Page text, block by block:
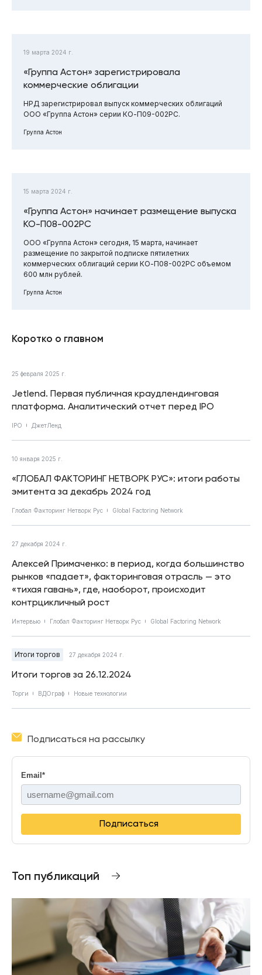
19 марта 2024 г.
«Группа Астон» зарегистрировала
коммерческие облигации
НРД зарегистрировал выпуск коммерческих облигаций
ООО «Группа Астон» серии КО-П09-002РС.
Группа Астон
15 марта 2024 г.
«Группа Астон» начинает размещение выпуска
КО-П08-002РС
ООО «Группа Астон» сегодня, 15 марта, начинает
размещение по закрытой подписке пятилетних
коммерческих облигаций серии КО-П08-002РС объемом
600 млн рублей.
Группа Астон
Коротко о главном
25 февраля 2025 г.
Jetlend. Первая публичная краудлендинговая
платформа. Аналитический отчет перед IPO
IPO ДжетЛенд
10 января 2025 г.
«ГЛОБАЛ ФАКТОРИНГ НЕТВОРК РУС»: итоги работы
эмитента за декабрь 2024 год
Глобал Факторинг Нетворк Рус Global Factoring Network
27 декабря 2024 г.
Алексей Примаченко: в период, когда большинство
рынков «падает», факторинговая отрасль — это
«тихая гавань», где, наоборот, происходит
контрцикличный рост
Интервью Глобал Факторинг Нетворк Рус Global Factoring Network
Итоги торгов 27 декабря 2024 г.
Итоги торгов за 26.12.2024
Торги ВДОграф Новые технологии
Подписаться на рассылку
Email *
Подписаться
Топ публикаций